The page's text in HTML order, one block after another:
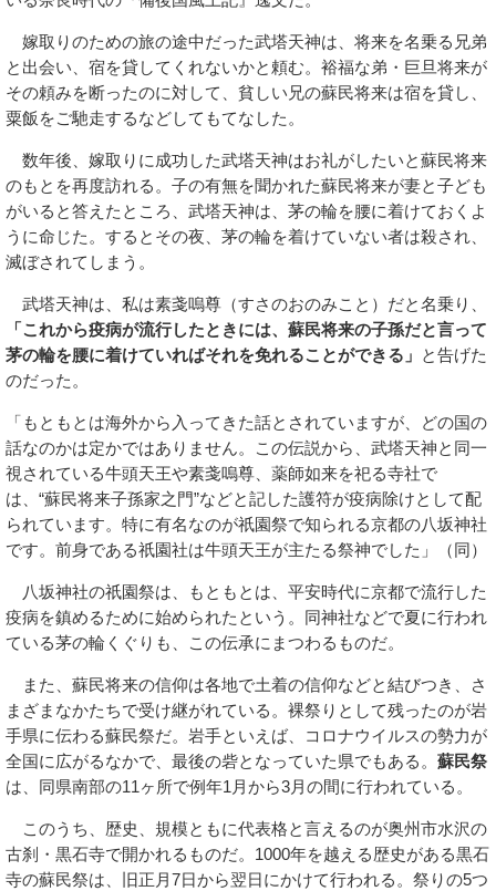
嫁取りのための旅の途中だった武塔天神は、将来を名乗る兄弟
と出会い、宿を貸してくれないかと頼む。裕福な弟・巨旦将来が
その頼みを断ったのに対して、貧しい兄の蘇民将来は宿を貸し、
粟飯をご馳走するなどしてもてなした。
数年後、嫁取りに成功した武塔天神はお礼がしたいと蘇民将来
のもとを再度訪れる。子の有無を聞かれた蘇民将来が妻と子ども
がいると答えたところ、武塔天神は、茅の輪を腰に着けておくよ
うに命じた。するとその夜、茅の輪を着けていない者は殺され、
滅ぼされてしまう。
武塔天神は、私は素戔嗚尊（すさのおのみこと）だと名乗り、
「これから疫病が流行したときには、蘇民将来の子孫だと言って
茅の輪を腰に着けていればそれを免れることができる」 と告げた
のだった。
「もともとは海外から入ってきた話とされていますが、どの国の
話なのかは定かではありません。この伝説から、武塔天神と同一
視されている牛頭天王や素戔嗚尊、薬師如来を祀る寺社で
は、“蘇民将来子孫家之門”などと記した護符が疫病除けとして配
られています。特に有名なのが祇園祭で知られる京都の八坂神社
です。前身である祇園社は牛頭天王が主たる祭神でした」（同）
八坂神社の祇園祭は、もともとは、平安時代に京都で流行した
疫病を鎮めるために始められたという。同神社などで夏に行われ
ている茅の輪くぐりも、この伝承にまつわるものだ。
また、蘇民将来の信仰は各地で土着の信仰などと結びつき、さ
まざまなかたちで受け継がれている。裸祭りとして残ったのが岩
手県に伝わる蘇民祭だ。岩手といえば、コロナウイルスの勢力が
全国に広がるなかで、最後の砦となっていた県でもある。 蘇民祭
は、同県南部の11ヶ所で例年1月から3月の間に行われている。
このうち、歴史、規模ともに代表格と言えるのが奥州市水沢の
古刹・黒石寺で開かれるものだ。1000年を越える歴史がある黒石
寺の蘇民祭は、旧正月7日から翌日にかけて行われる。祭りの5つ